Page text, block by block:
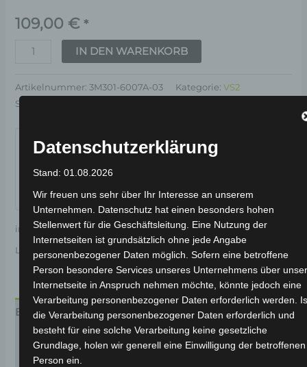
109,00 € *
IN DEN WARENKORB
Artikelnummer:3M301-6007A-03 Kategorie:VS2
Schlagwort:
inkl. 19 % MwSt. Kostenloser Versand
Lieferzeit:
Versandfertig innerhalb 24 Stunden*
Beschreibung
Produktsicherheit
Datenschutzerklärung
Stand: 01.08.2026
Wir freuen uns sehr über Ihr Interesse an unserem
Unternehmen. Datenschutz hat einen besonders hohen
Stellenwert für die Geschäftsleitung. Eine Nutzung der
Internetseiten ist grundsätzlich ohne jede Angabe
personenbezogener Daten möglich. Sofern eine betroffene
Person besondere Services unseres Unternehmens über
Internetseite in Anspruch nehmen möchte, könnte jedoch eine
Verarbeitung personenbezogener Daten erforderlich werden.
die Verarbeitung personenbezogener Daten erforderlich und
besteht für eine solche Verarbeitung keine gesetzliche
Grundlage, holen wir generell eine Einwilligung der betroffenen
Person ein.